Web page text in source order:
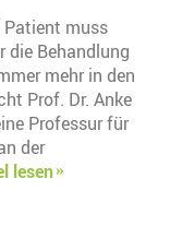
muss
die Behandlung
mehr in den
Prof. Dr. Anke
Professur für
der
lesen